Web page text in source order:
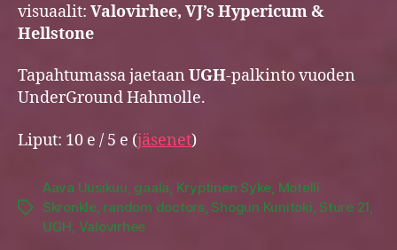
visuaalit: Valovirhee, VJ’s Hypericum &
Hellstone
Tapahtumassa jaetaan UGH-palkinto vuoden
UnderGround Hahmolle.
Liput: 10 e / 5 e (jäsenet)
Tags
Aava Uusikuu gaala Kryptinen Syke Motelli
Skronkle, random doctors,Shogun Kunitoki ,Sture 21
UGH Valovirhee